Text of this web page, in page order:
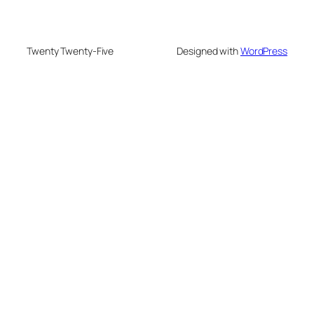
Twenty Twenty-Five Designed withWordPress